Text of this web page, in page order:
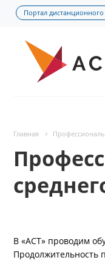
Портал
Главная
В «АСТ» проводим
Продолжительность